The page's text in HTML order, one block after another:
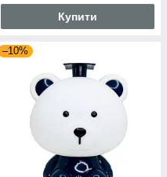
Купити
–10%